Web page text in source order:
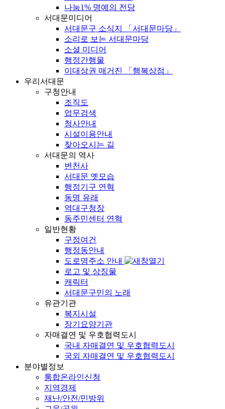
나눔1% 명예의 전당
서대문미디어
서대문구 소식지 「서대문마당」
소리로 보는 서대문마당
소셜 미디어
행정간행물
이대상권 매거진 「행복상점」
우리서대문
구청안내
조직도
업무검색
청사안내
시설이용안내
찾아오시는 길
서대문의 역사
변천사
서대문 옛모습
행정기구 연혁
동명 유래
역대구청장
동주민센터 연혁
일반현황
구정여건
행정동안내
도로명주소 안내
로고 및 상징물
캐릭터
서대문구민의 노래
유관기관
복지시설
장기요양기관
자매결연 및 우호협력도시
국내 자매결연 및 우호협력도시
국외 자매결연 및 우호협력도시
분야별정보
통합온라인신청
지역경제
재난/안전/민방위